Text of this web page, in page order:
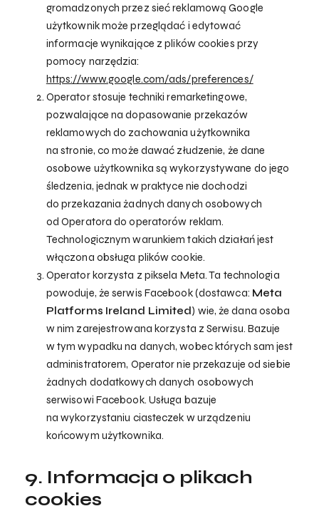
gromadzonych przez sieć reklamową Google
użytkownik może przeglądać i edytować
informacje wynikające z plików cookies przy
pomocy narzędzia:
https://www.google.com/ads/preferences/
Operator stosuje techniki remarketingowe,
pozwalające na dopasowanie przekazów
reklamowych do zachowania użytkownika
na stronie, co może dawać złudzenie, że dane
osobowe użytkownika są wykorzystywane do jego
śledzenia, jednak w praktyce nie dochodzi
do przekazania żadnych danych osobowych
od Operatora do operatorów reklam.
Technologicznym warunkiem takich działań jest
włączona obsługa plików cookie.
Operator korzysta z piksela Meta. Ta technologia
powoduje, że serwis Facebook (dostawca: Meta
Platforms Ireland Limited) wie, że dana osoba
w nim zarejestrowana korzysta z Serwisu. Bazuje
w tym wypadku na danych, wobec których sam jest
administratorem, Operator nie przekazuje od siebie
żadnych dodatkowych danych osobowych
serwisowi Facebook. Usługa bazuje
na wykorzystaniu ciasteczek w urządzeniu
końcowym użytkownika.
9. Informacja o plikach
cookies